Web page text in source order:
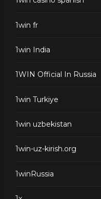
1win fr
1win India
1WIN Official In Russia
1win Turkiye
1win uzbekistan
1win-uz-kirish.org
1winRussia